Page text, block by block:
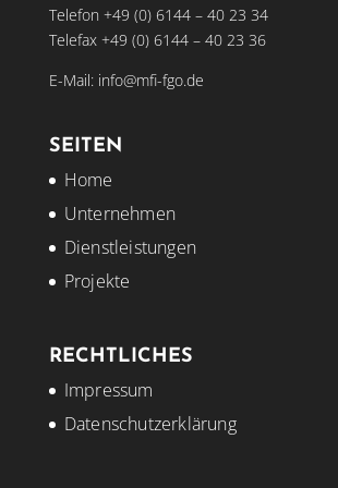
Telefon +49 (0) 6144 – 40 23 34
Telefax +49 (0) 6144 – 40 23 36
E-Mail: info@mfi-fgo.de
SEITEN
Home
Unternehmen
Dienstleistungen
Projekte
RECHTLICHES
Impressum
Datenschutzerklärung